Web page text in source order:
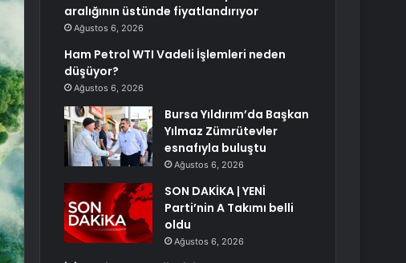
aralığının üstünde fiyatlandırıyor
Ağustos 6, 2026
Ham Petrol WTI Vadeli İşlemleri neden
düşüyor?
Ağustos 6, 2026
Bursa Yıldırım’da Başkan
Yılmaz Zümrütevler
esnafıyla buluştu
Ağustos 6, 2026
SON DAKİKA | YENİ
Parti’nin A Takımı belli
oldu
Ağustos 6, 2026